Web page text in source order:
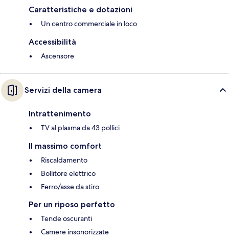
Caratteristiche e dotazioni
Un centro commerciale in loco
Accessibilità
Ascensore
Servizi della camera
Intrattenimento
TV al plasma da 43 pollici
Il massimo comfort
Riscaldamento
Bollitore elettrico
Ferro/asse da stiro
Per un riposo perfetto
Tende oscuranti
Camere insonorizzate